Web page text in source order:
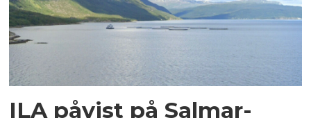
ILA påvist på Salmar-